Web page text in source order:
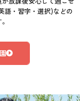
語・習字・選択)などの